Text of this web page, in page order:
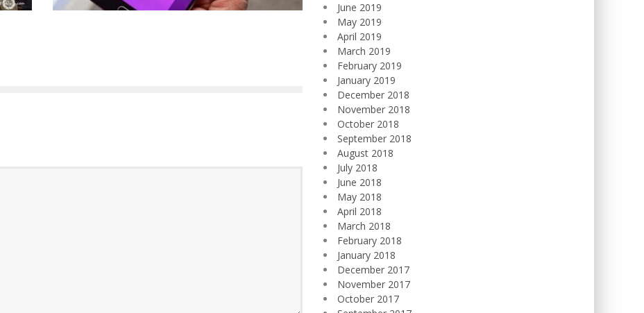
June 2019
May 2019
April 2019
March 2019
February 2019
January 2019
December 2018
November 2018
October 2018
September 2018
August 2018
July 2018
June 2018
May 2018
April 2018
March 2018
February 2018
January 2018
December 2017
November 2017
October 2017